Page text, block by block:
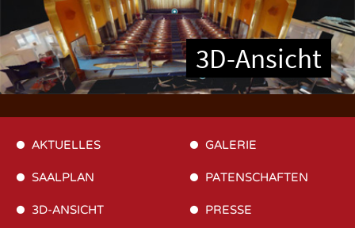
3D-Ansicht
AKTUELLES
SAALPLAN
3D-ANSICHT
GALERIE
PATENSCHAFTEN
PRESSE